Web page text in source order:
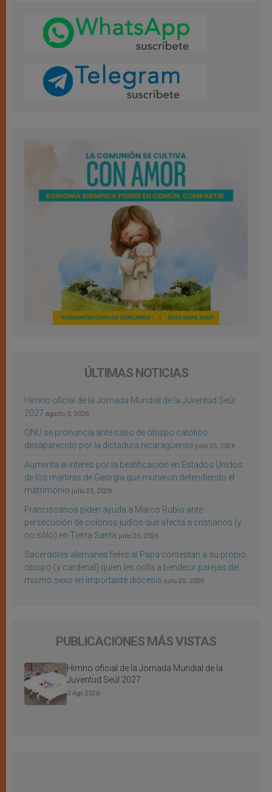
ÚLTIMAS NOTICIAS
Himno oficial de la Jornada Mundial de la Juventud Seúl
2027 agosto 3, 2026
ONU se pronuncia ante caso de obispo católico
desaparecido por la dictadura nicaragüense julio 25, 2026
Aumenta el interés por la beatificación en Estados Unidos
de los mártires de Georgia que murieron defendiendo el
matrimonio julio 25, 2026
Franciscanos piden ayuda a Marco Rubio ante
persecución de colonos judíos que afecta a cristianos (y
no sólo) en Tierra Santa julio 25, 2026
Sacerdotes alemanes fieles al Papa contestan a su propio
obispo (y cardenal) quien les orilla a bendecir parejas del
mismo sexo en importante diócesis julio 25, 2026
PUBLICACIONES MÁS VISTAS
Himno oficial de la Jornada Mundial de la
Juventud Seúl 2027
3 Ago 2026